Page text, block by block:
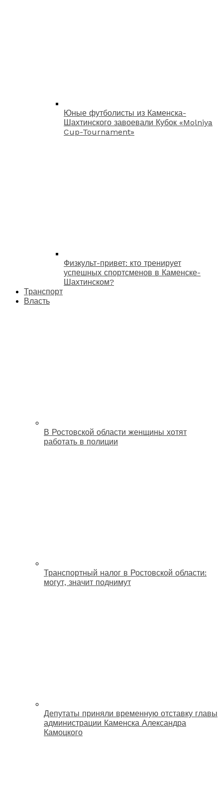
Юные футболисты из Каменска-
Шахтинского завоевали Кубок «Molniya
Cup-Tournament»
Физкульт-привет: кто тренирует
успешных спортсменов в Каменске-
Шахтинском?
Транспорт
Власть
В Ростовской области женщины хотят
работать в полиции
Транспортный налог в Ростовской области:
могут, значит поднимут
Депутаты приняли временную отставку главы
администрации Каменска Александра
Камоцкого